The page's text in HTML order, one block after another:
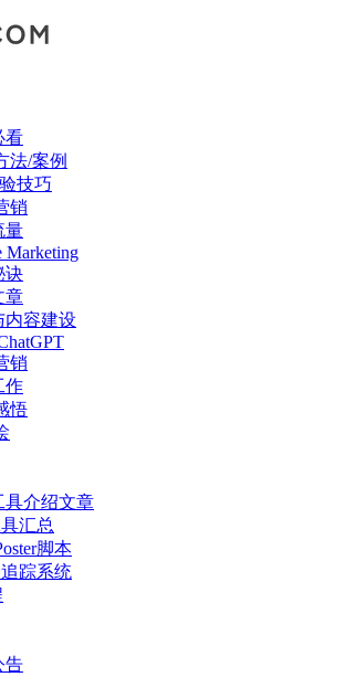
看
法/案例
技巧
销
量
Marketing
诀
章
内容建设
销
作
悟
具介绍文章
汇总
脚本
踪系统
告